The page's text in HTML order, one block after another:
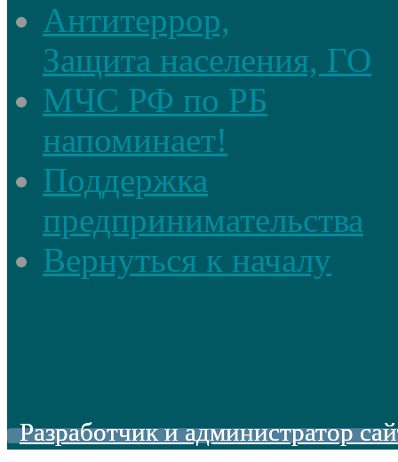
Антитеррор,
Защита населения, ГО
МЧС РФ по РБ
напоминает!
Поддержка
предпринимательства
Вернуться к началу
Разработчик и администратор